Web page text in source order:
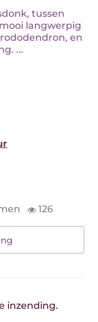
tussen
langwerpig
en
...
126
inzending.